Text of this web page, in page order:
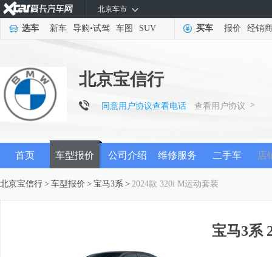
北京车市
选车 新车 导购•试驾 车图 SUV 买车 报价 经销商
北京宝信行
同意用户协议查看电话 查看用户协议 >
首页 车型报价 公司介绍 维修服务 二手车 店
北京宝信行 > 车型报价 > 宝马3系 > 2024款 320i M运动套装
宝马3系